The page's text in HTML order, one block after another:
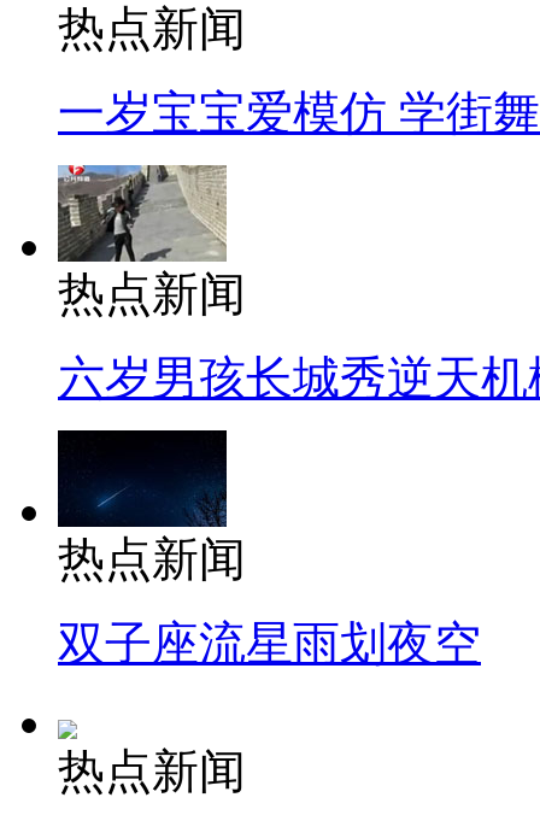
热点新闻
一岁宝宝爱模仿 学街
热点新闻
六岁男孩长城秀逆天机
热点新闻
双子座流星雨划夜空
热点新闻